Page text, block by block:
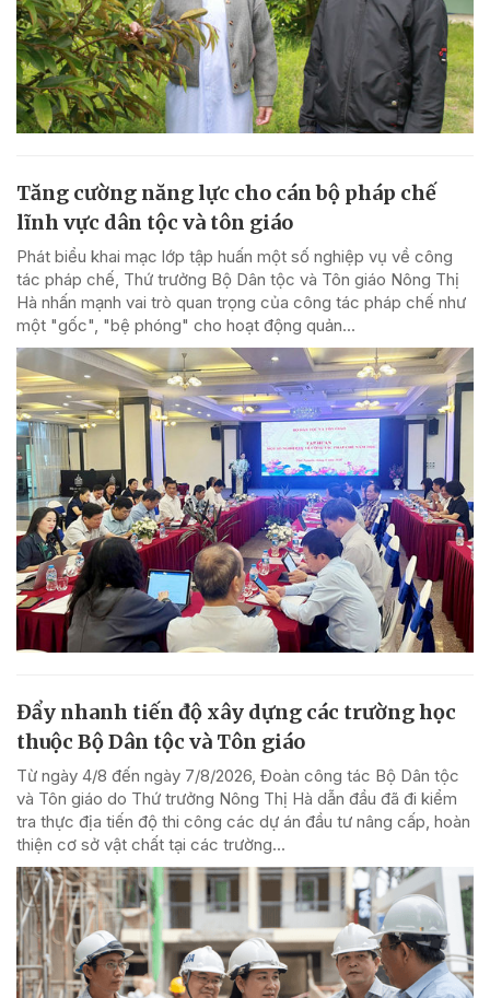
Tăng cường năng lực cho cán bộ pháp chế
lĩnh vực dân tộc và tôn giáo
Phát biểu khai mạc lớp tập huấn một số nghiệp vụ về công
tác pháp chế, Thứ trưởng Bộ Dân tộc và Tôn giáo Nông Thị
Hà nhấn mạnh vai trò quan trọng của công tác pháp chế như
một "gốc", "bệ phóng" cho hoạt động quản...
Đẩy nhanh tiến độ xây dựng các trường học
thuộc Bộ Dân tộc và Tôn giáo
Từ ngày 4/8 đến ngày 7/8/2026, Đoàn công tác Bộ Dân tộc
và Tôn giáo do Thứ trưởng Nông Thị Hà dẫn đầu đã đi kiểm
tra thực địa tiến độ thi công các dự án đầu tư nâng cấp, hoàn
thiện cơ sở vật chất tại các trường...